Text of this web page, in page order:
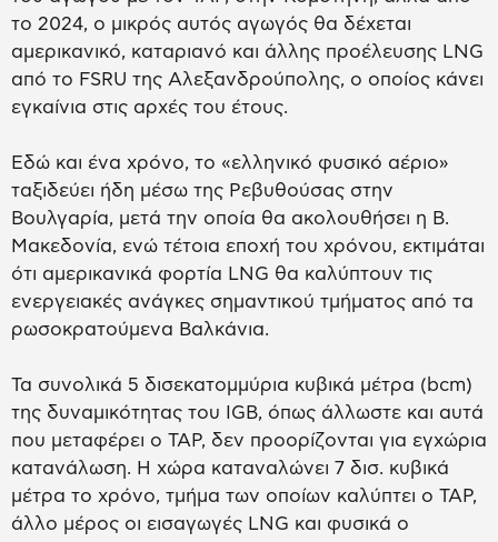
το 2024, ο μικρός αυτός αγωγός θα δέχεται
αμερικανικό, καταριανό και άλλης προέλευσης LNG
από το FSRU της Αλεξανδρούπολης, ο οποίος κάνει
εγκαίνια στις αρχές του έτους.
Εδώ και ένα χρόνο, το «ελληνικό φυσικό αέριο»
ταξιδεύει ήδη μέσω της Ρεβυθούσας στην
Βουλγαρία, μετά την οποία θα ακολουθήσει η Β.
Μακεδονία, ενώ τέτοια εποχή του χρόνου, εκτιμάται
ότι αμερικανικά φορτία LNG θα καλύπτουν τις
ενεργειακές ανάγκες σημαντικού τμήματος από τα
ρωσοκρατούμενα Βαλκάνια.
Τα συνολικά 5 δισεκατομμύρια κυβικά μέτρα (bcm)
της δυναμικότητας του IGB, όπως άλλωστε και αυτά
που μεταφέρει ο TAP, δεν προορίζονται για εγχώρια
κατανάλωση. Η χώρα καταναλώνει 7 δισ. κυβικά
μέτρα το χρόνο, τμήμα των οποίων καλύπτει ο TAP,
άλλο μέρος οι εισαγωγές LNG και φυσικά ο